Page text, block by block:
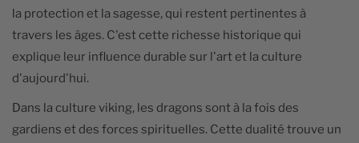
la protection et la sagesse, qui restent pertinentes à
travers les âges. C'est cette richesse historique qui
explique leur influence durable sur l'art et la culture
d'aujourd'hui.
Dans la culture viking, les dragons sont à la fois des
gardiens et des forces spirituelles. Cette dualité trouve un